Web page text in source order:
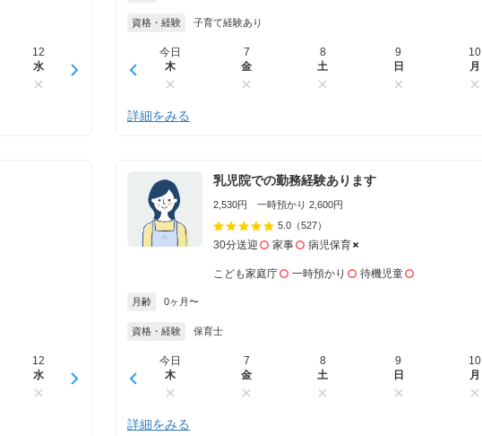
12
水
資格・経験 子育て経験あり
今日
木
7
金
8
土
9
日
10
月
詳細をみる
12
水
乳児院での勤務経験あります
2,530円 一時預かり 2,600円
5.0 （527）
30分送迎 家事 病児保育
こども家庭庁 一時預かり 待機児童
月齢 0ヶ月〜
資格・経験 保育士
今日
木
7
金
8
土
9
日
10
月
詳細をみる